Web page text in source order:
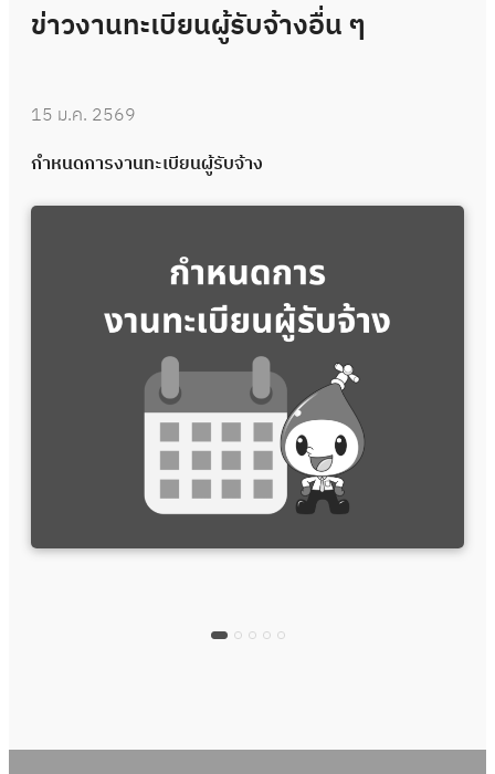
ข่าวงานทะเบียนผู้รับจ้างอื่น ๆ
15 ม.ค. 2569
กำหนดการงานทะเบียนผู้รับจ้าง